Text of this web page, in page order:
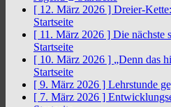
[ 12. März 2026 ] Dreier-
Startseite
[ 11. März 2026 ] Die nächste
Startseite
[ 10. März 2026 ] „Denn das
Startseite
[ 9. März 2026 ] Lehrstunde
[ 7. März 2026 ]